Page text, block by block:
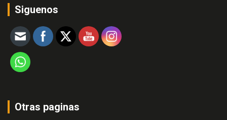
Siguenos
Otras paginas